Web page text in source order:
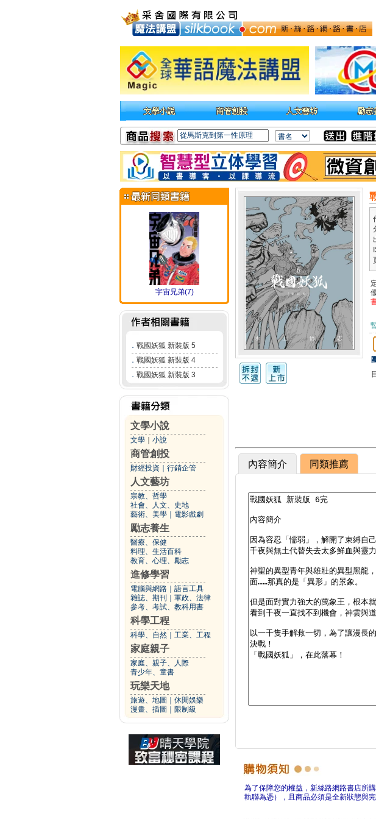
宇宙兄弟(7)
． 戰國妖狐 新裝版 5
． 戰國妖狐 新裝版 4
． 戰國妖狐 新裝版 3
文學小說
文學 小說
商管創投
財經投資 行銷企管
人文藝坊
宗教、哲學
社會、人文、史地
藝術、美學
電影戲劇
勵志養生
醫療、保健
料理、生活百科
教育、心理、勵志
進修學習
電腦與網路
語言工具
雜誌、期刊
軍政、法律
參考、考試、教科用書
科學工程
科學、自然 工業、工程
家庭親子
家庭、親子、人際
青少年、童書
玩樂天地
旅遊、地圖
休閒娛樂
漫畫、插圖
限制級
內容簡介 同類推薦
為了保障您的權益，新絲路網路書店所
執聯為憑），且商品必須是全新狀態與